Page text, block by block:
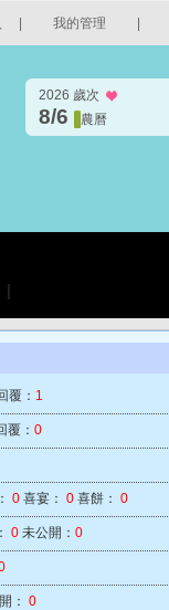
我的管理
2026 歲次
8/6 農曆
|
覆： 1
： 0
0 喜宴： 0 喜餅： 0
0 未公開： 0
： 0